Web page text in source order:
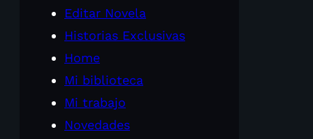
Editar Novela
Historias Exclusivas
Home
Mi biblioteca
Mi trabajo
Novedades